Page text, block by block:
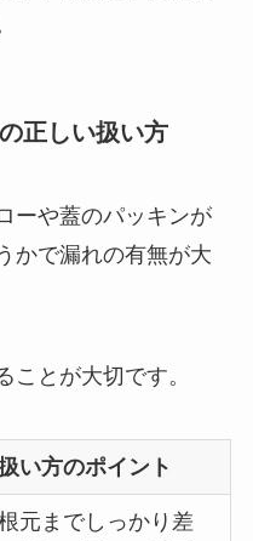
正しい扱い方
ーや蓋のパッキンが
かで漏れの有無が大
ことが大切です。
い方のポイント
元までしっかり差